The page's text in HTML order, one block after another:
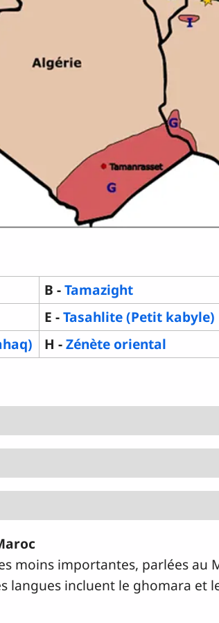
B -Tamazight
E -Tasahlite (Petit kabyle)
H -Zénète oriental
moins importantes, parlées au
langues incluent le ghomara et